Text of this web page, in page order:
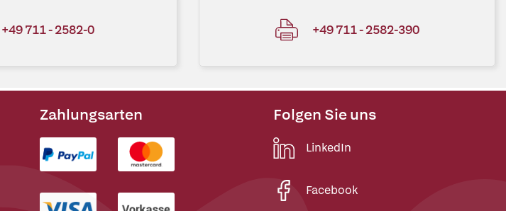
+49 711 - 2582-0 +49 711 - 2582-390
Zahlungsarten Folgen Sie uns
LinkedIn
Facebook